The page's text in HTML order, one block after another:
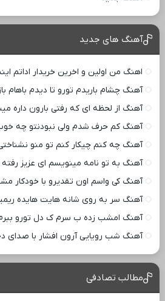
آهنگ های جدید
اهنگ من اولین و اخرین خریدار اداتم
آهنگ چشام باریدم تورو تا دیدم باهام
آهنگ از لحظه ای که رفتی بارون داره
آهنگ کم حرف شدم ولی نبودنتو چه
آهنگ چه کنم چیکار کنم تو منو
آهنگ به تو نامه مینویسم ای عزیز
آهنگ کی واسم اون تقدیرو با خودکار
آهنگ سر به روی شانه هایت هایده
آهنگ امشب زده ب سرم ک دل تورو
آهنگ شب رویایی آرون افشار با صدای
مطالب تصادفی